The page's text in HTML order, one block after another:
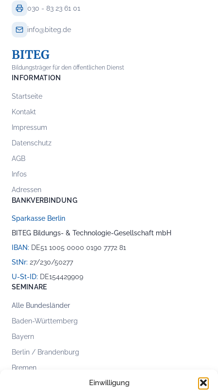
Einwilligung
030 - 83 23 61 01
info@biteg.de
BITEG
Bildungsträger für den öffentlichen Dienst
INFORMATION
Startseite
Kontakt
Impressum
Datenschutz
AGB
Infos
Adressen
BANKVERBINDUNG
Sparkasse Berlin
BITEG Bildungs- & Technologie-Gesellschaft mbH
IBAN: DE51 1005 0000 0190 7772 81
StNr: 27/230/50277
U-St-ID: DE154429909
SEMINARE
Alle Bundesländer
Baden-Württemberg
Bayern
Berlin / Brandenburg
Bremen